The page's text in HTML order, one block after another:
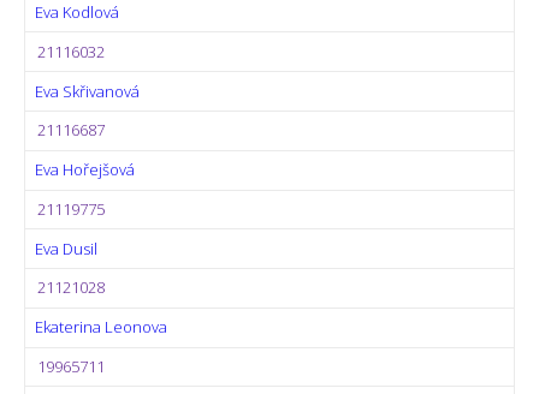
Eva Kodlová
21116032
Eva Skřivanová
21116687
Eva Hořejšová
21119775
Eva Dusil
21121028
Ekaterina Leonova
19965711